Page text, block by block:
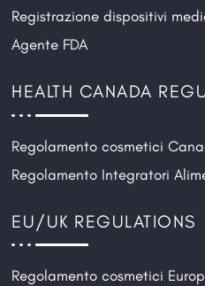
Registrazione dispositivi
Agente FDA
HEALTH CANADA
Regolamento cosmetici
Regolamento Integratori
EU/UK REGULATIONS
Regolamento cosmetici